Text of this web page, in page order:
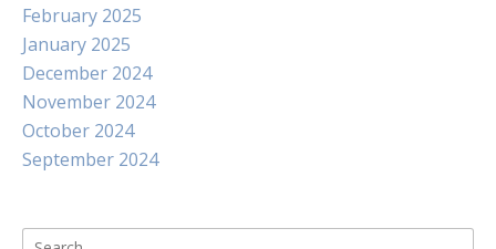
February 2025
January 2025
December 2024
November 2024
October 2024
September 2024
Search